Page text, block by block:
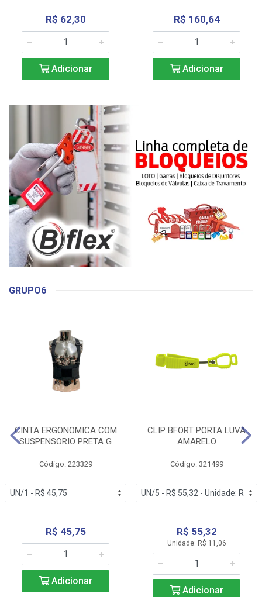
R$ 62,30
Adicionar
R$ 160,64
Adicionar
GRUPO6
CINTA ERGONOMICA COM
SUSPENSORIO PRETA G
Código: 223329
R$ 45,75
Adicionar
CLIP BFORT PORTA LUVA
AMARELO
Código: 321499
R$ 55,32
Unidade: R$ 11,06
Adicionar